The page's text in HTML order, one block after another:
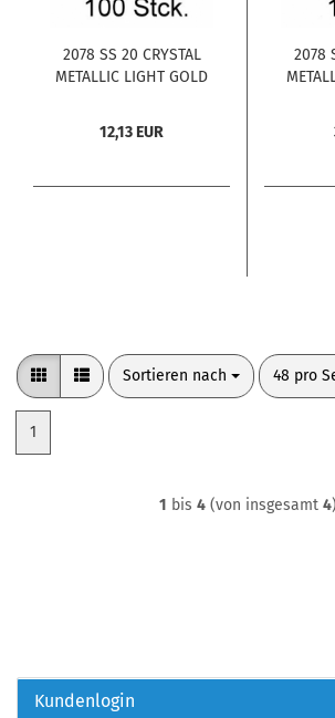
2078 SS 20 CRYSTAL
METALLIC LIGHT GOLD
12,13 EUR
2078
Sortieren nach
Sortieren nach 48 pro
pro Seite
1
1 bis 4(von insgesamt 4)
Kundenlogin